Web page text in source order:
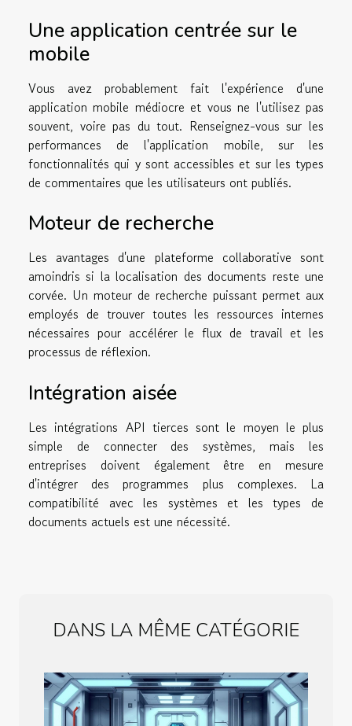
Une application centrée sur le
mobile
Vous avez probablement fait l'expérience d'une
application mobile médiocre et vous ne l'utilisez pas
souvent, voire pas du tout. Renseignez-vous sur les
performances de l'application mobile, sur les
fonctionnalités qui y sont accessibles et sur les types
de commentaires que les utilisateurs ont publiés.
Moteur de recherche
Les avantages d'une plateforme collaborative sont
amoindris si la localisation des documents reste une
corvée. Un moteur de recherche puissant permet aux
employés de trouver toutes les ressources internes
nécessaires pour accélérer le flux de travail et les
processus de réflexion.
Intégration aisée
Les intégrations API tierces sont le moyen le plus
simple de connecter des systèmes, mais les
entreprises doivent également être en mesure
d'intégrer des programmes plus complexes. La
compatibilité avec les systèmes et les types de
documents actuels est une nécessité.
DANS LA MÊME CATÉGORIE